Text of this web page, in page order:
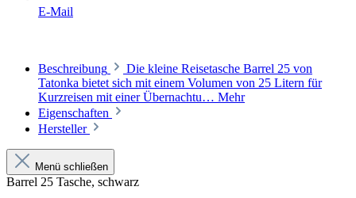
E-Mail
Beschreibung
Die kleine Reisetasche Barrel 25 von
Tatonka bietet sich mit einem Volumen von 25 Litern für
Kurzreisen mit einer Übernachtu… Mehr
Eigenschaften
Hersteller
Menü schließen
Barrel 25 Tasche, schwarz